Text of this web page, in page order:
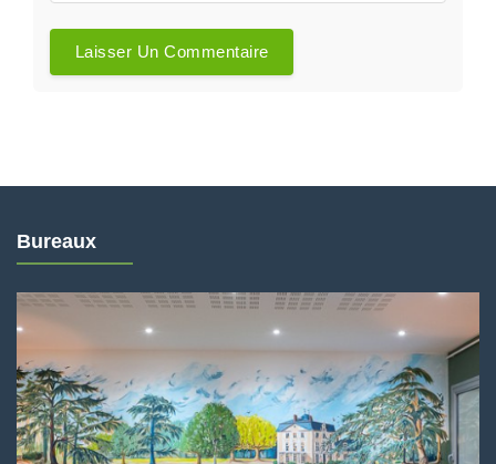
Bureaux